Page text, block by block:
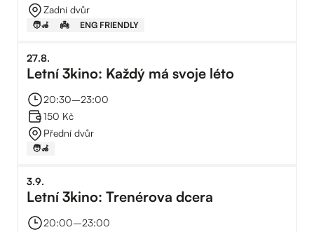
Zadní dvůr
🧑‍🦽 👼 ENG FRIENDLY
27.8.
Letní 3kino: Každý má svoje léto
20:30–⁠23:00
150 Kč
Přední dvůr
🧑‍🦽
3.9.
Letní 3kino: Trenérova dcera
20:00–⁠23:00